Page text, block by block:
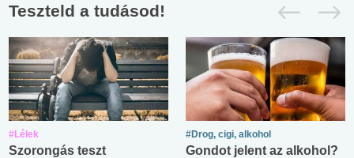
Teszteld a tudásod!
#Lélek
Szorongás teszt
#Drog, cigi, alkohol
Gondot jelent az alkohol?